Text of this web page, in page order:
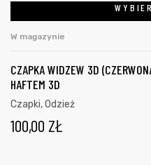
W magazynie
CZAPKA WIDZEW 3D
HAFTEM 3D
Czapki,Odzież
100,00 ZŁ